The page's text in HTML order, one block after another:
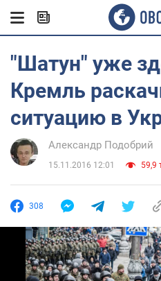
"Шатун" уже
Кремль
ситуацию в
Александр Подобрий
15.11.2016 12:01 59,9
308